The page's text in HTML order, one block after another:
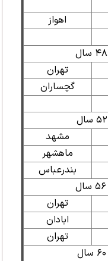
اهواز
تهران
گچساران
مشهد
ماهشهر
بندرعباس
تهران
ابادان
تهران